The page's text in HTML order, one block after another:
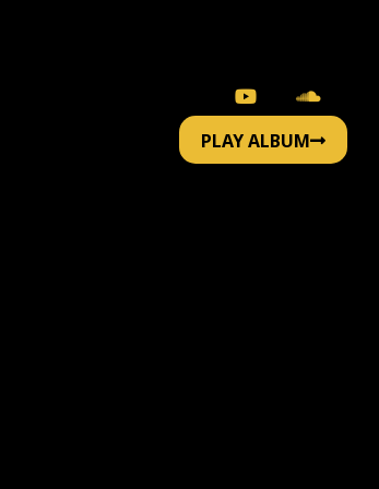
PLAY ALBUM